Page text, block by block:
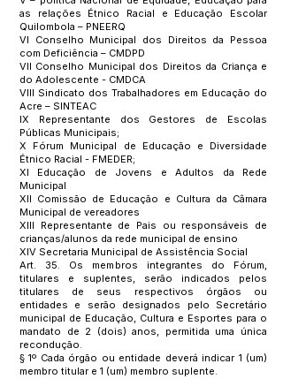
as relações Étnico Racial e Educação Escolar
Quilombola – PNEERQ
VI Conselho Municipal dos Direitos da Pessoa
com Deficiência – CMDPD
VII Conselho Municipal dos Direitos da Criança e
do Adolescente - CMDCA
VIII Sindicato dos Trabalhadores em Educação do
Acre – SINTEAC
IX Representante dos Gestores de Escolas
Públicas Municipais;
X Fórum Municipal de Educação e Diversidade
Étnico Racial - FMEDER;
XI Educação de Jovens e Adultos da Rede
Municipal
XII Comissão de Educação e Cultura da Câmara
Municipal de vereadores
XIII Representante de Pais ou responsáveis de
crianças/alunos da rede municipal de ensino
XIV Secretaria Municipal de Assistência Social
Art. 35. Os membros integrantes do Fórum,
titulares e suplentes, serão indicados pelos
titulares de seus respectivos órgãos ou
entidades e serão designados pelo Secretário
municipal de Educação, Cultura e Esportes para o
mandato de 2 (dois) anos, permitida uma única
recondução.
§ 1º Cada órgão ou entidade deverá indicar 1 (um)
membro titular e 1 (um) membro suplente.